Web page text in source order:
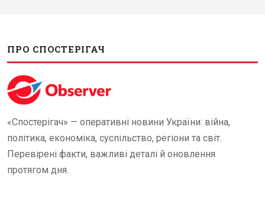
ПРО СПОСТЕРІГАЧ
«Спостерігач» — оперативні новини України: війна,
політика, економіка, суспільство, регіони та світ.
Перевірені факти, важливі деталі й оновлення
протягом дня.